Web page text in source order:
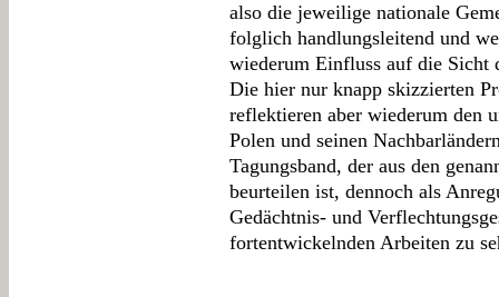
also die jeweilige nationale
folglich handlungsleitend und
wiederum Einfluss auf die Sicht
Die hier nur knapp skizzierten
reflektieren aber wiederum den
Polen und seinen
Tagungsband, der aus den
beurteilen ist, dennoch als
Gedächtnis- und
fortentwickelnden Arbeiten zu